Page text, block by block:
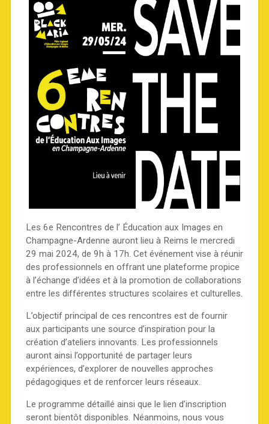
Les 6e Rencontres de l’ Éducation aux Images en
Champagne-Ardenne auront lieu à Reims le mercredi
29 mai 2024, de 9h à 17h. Cet événement vise à réunir
des professionnels en offrant une plateforme propice
à l’échange d’idées et à la promotion de collaborations
entre les différentes structures scolaires et culturelles.
L’objectif principal de ces rencontres est de fournir
aux participants une source d’inspiration pour la
création d’ateliers innovants. Les professionnels
auront ainsi l’opportunité de partager leurs
expériences, d’explorer de nouvelles approches
pédagogiques et de renforcer leurs réseaux.
Le programme détaillé ainsi que le lien d’inscription
seront bientôt disponibles. Néanmoins, nous vous